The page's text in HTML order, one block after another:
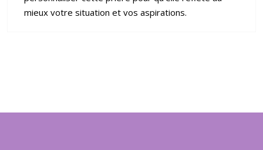
mieux votre situation et vos aspirations.